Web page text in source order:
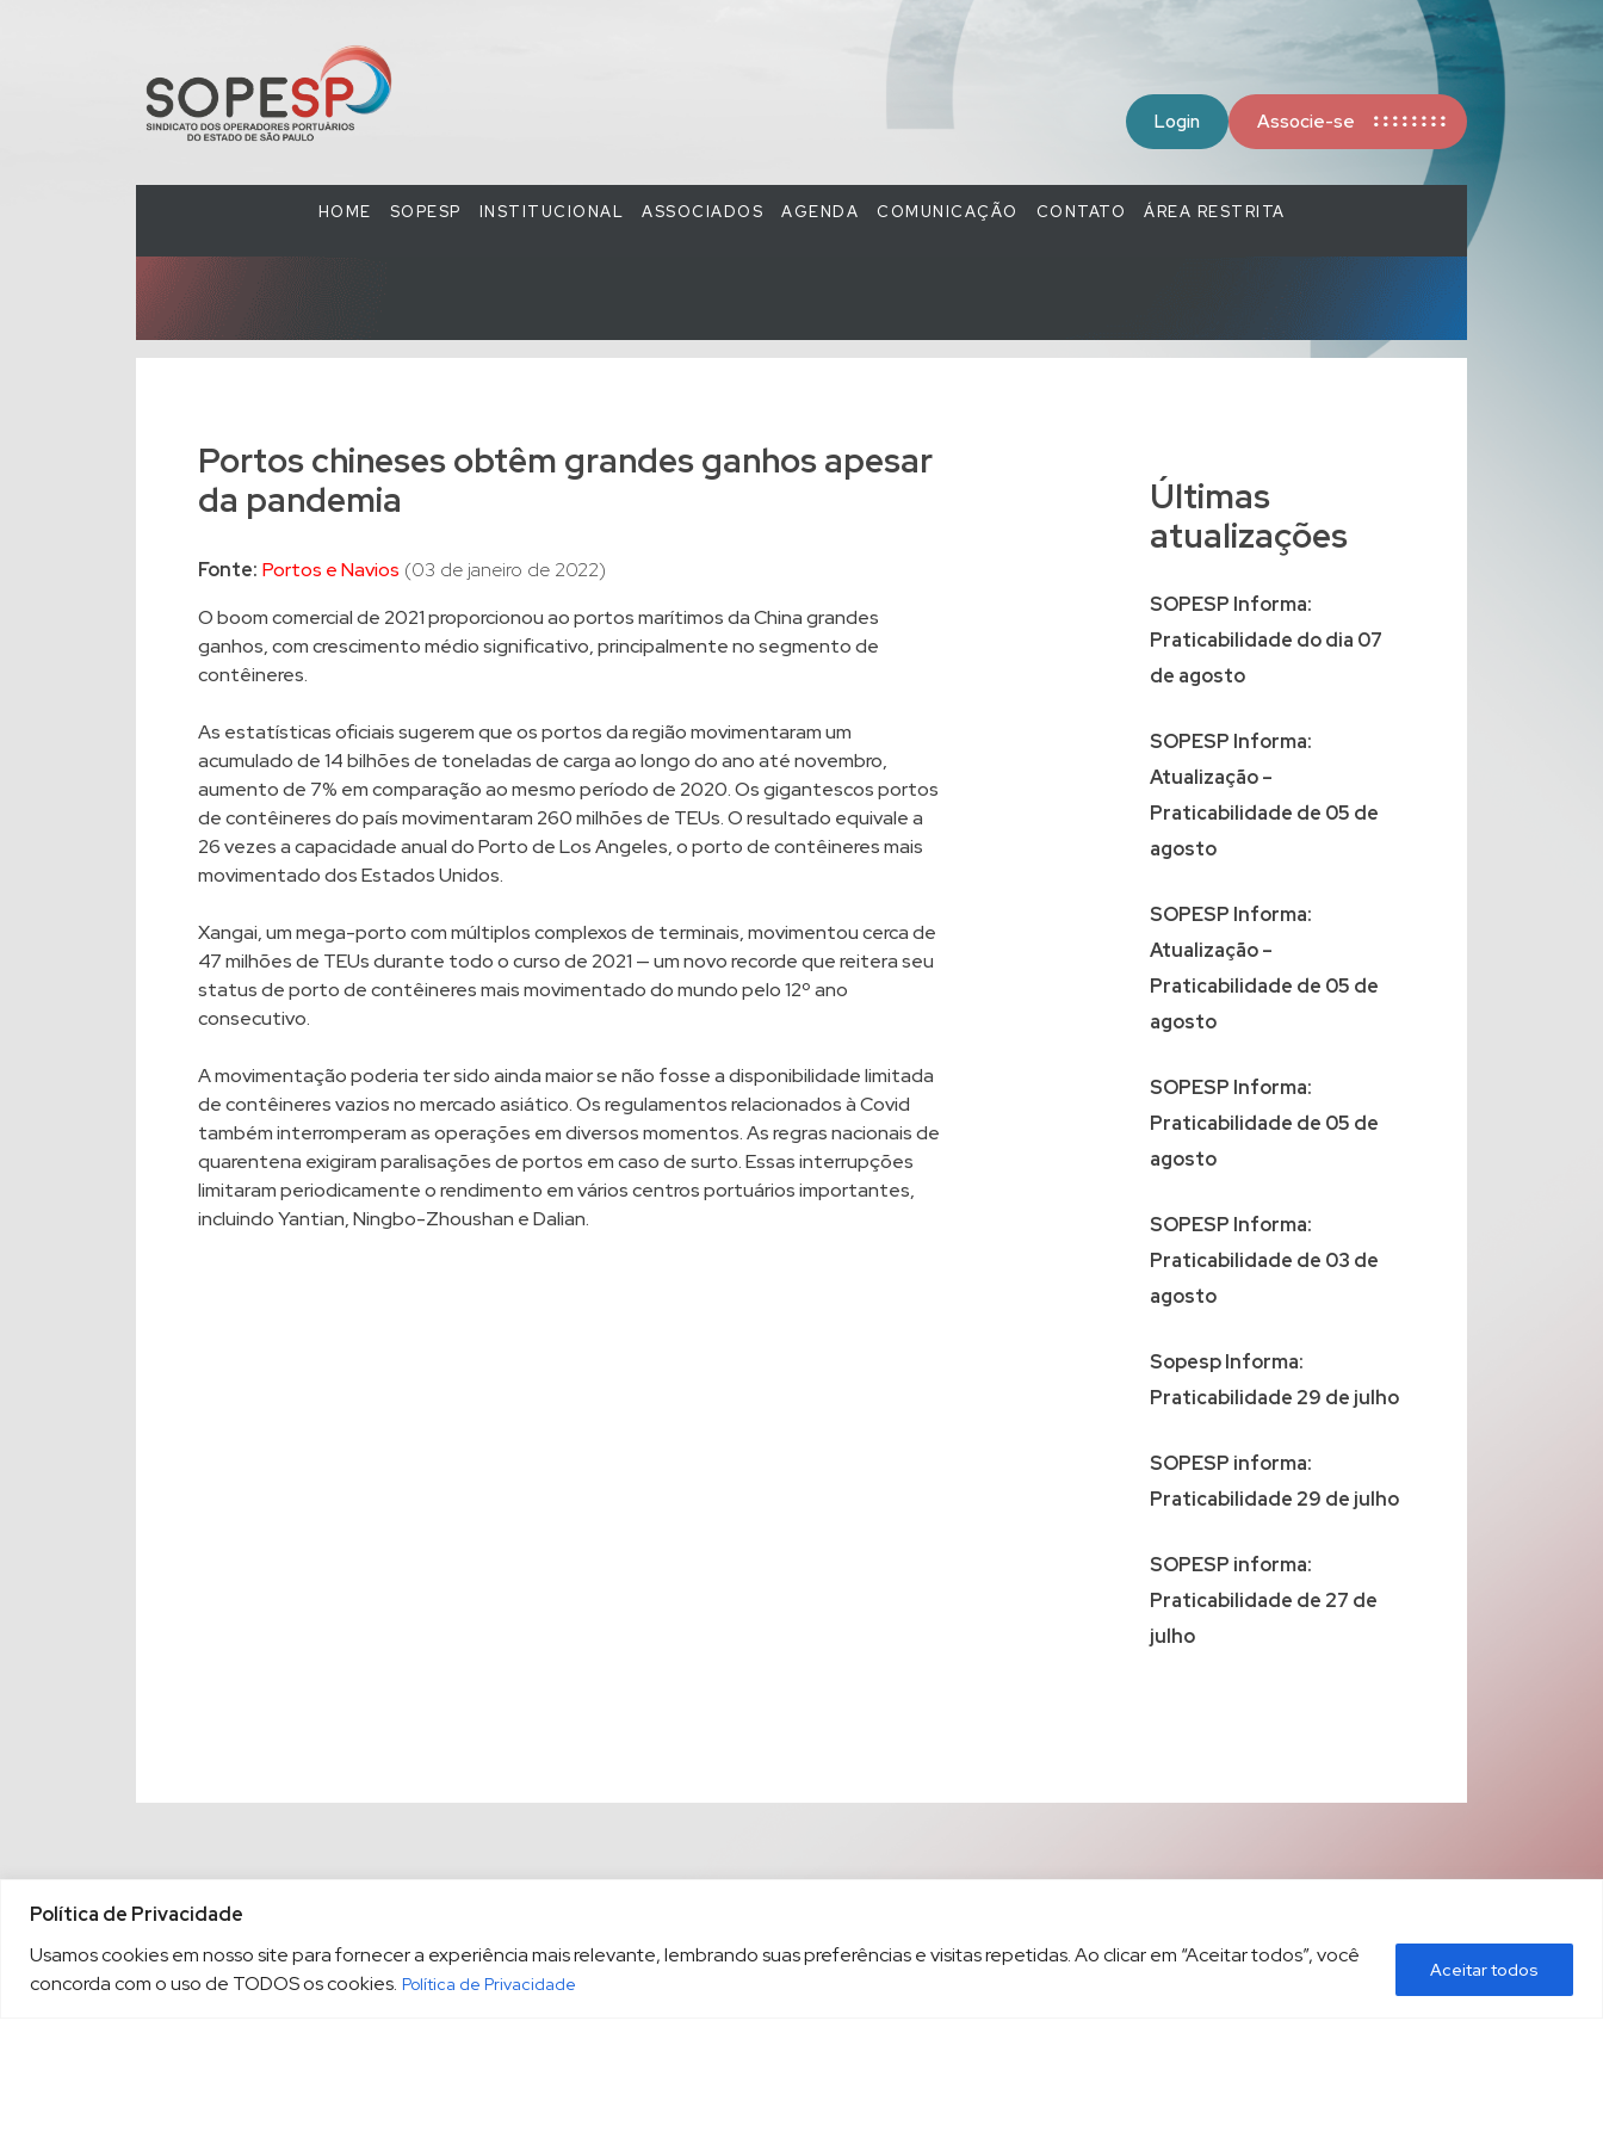
Política de Privacidade
Usamos cookies em nosso site para fornecer a experiência mais relevante, lembrando suas preferências e visitas repetidas. Ao clicar em “Aceitar todos”, você
concorda com o uso de TODOS os cookies. Política de Privacidade
Aceitar todos
Login Associe-se
HOME SOPESP INSTITUCIONAL ASSOCIADOS AGENDA COMUNICAÇÃO CONTATO ÁREA RESTRITA
Portos chineses obtêm grandes ganhos apesar
da pandemia
Fonte: Portos e Navios (03 de janeiro de 2022)
O boom comercial de 2021 proporcionou ao portos marítimos da China grandes
ganhos, com crescimento médio significativo, principalmente no segmento de
contêineres.
As estatísticas oficiais sugerem que os portos da região movimentaram um
acumulado de 14 bilhões de toneladas de carga ao longo do ano até novembro,
aumento de 7% em comparação ao mesmo período de 2020. Os gigantescos portos
de contêineres do país movimentaram 260 milhões de TEUs. O resultado equivale a
26 vezes a capacidade anual do Porto de Los Angeles, o porto de contêineres mais
movimentado dos Estados Unidos.
Xangai, um mega-porto com múltiplos complexos de terminais, movimentou cerca de
47 milhões de TEUs durante todo o curso de 2021 — um novo recorde que reitera seu
status de porto de contêineres mais movimentado do mundo pelo 12º ano
consecutivo.
A movimentação poderia ter sido ainda maior se não fosse a disponibilidade limitada
de contêineres vazios no mercado asiático. Os regulamentos relacionados à Covid
também interromperam as operações em diversos momentos. As regras nacionais de
quarentena exigiram paralisações de portos em caso de surto. Essas interrupções
limitaram periodicamente o rendimento em vários centros portuários importantes,
incluindo Yantian, Ningbo-Zhoushan e Dalian.
Últimas
atualizações
SOPESP Informa:
Praticabilidade do dia 07
de agosto
SOPESP Informa:
Atualização –
Praticabilidade de 05 de
agosto
SOPESP Informa:
Atualização –
Praticabilidade de 05 de
agosto
SOPESP Informa:
Praticabilidade de 05 de
agosto
SOPESP Informa:
Praticabilidade de 03 de
agosto
Sopesp Informa:
Praticabilidade 29 de julho
SOPESP informa:
Praticabilidade 29 de julho
SOPESP informa:
Praticabilidade de 27 de
julho